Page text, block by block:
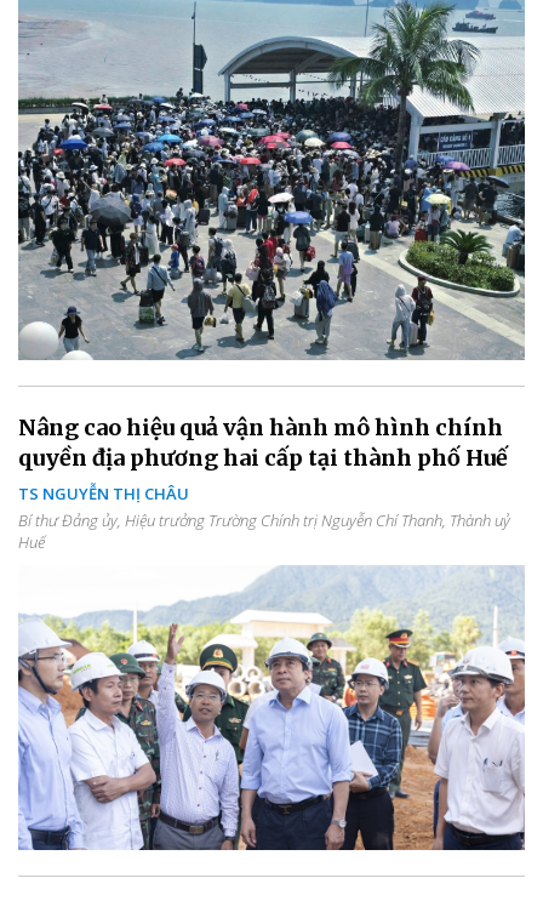
Nâng cao hiệu quả vận hành mô hình chính
quyền địa phương hai cấp tại thành phố Huế
TS NGUYỄN THỊ CHÂU
Bí thư Đảng ủy, Hiệu trưởng Trường Chính trị Nguyễn Chí Thanh, Thành uỷ
Huế